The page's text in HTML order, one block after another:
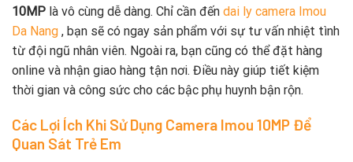
10MP là vô cùng dễ dàng. Chỉ cần đến dai ly camera Imou
Da Nang , bạn sẽ có ngay sản phẩm với sự tư vấn nhiệt tình
từ đội ngũ nhân viên. Ngoài ra, bạn cũng có thể đặt hàng
online và nhận giao hàng tận nơi. Điều này giúp tiết kiệm
thời gian và công sức cho các bậc phụ huynh bận rộn.
Các Lợi Ích Khi Sử Dụng Camera Imou 10MP Để
Quan Sát Trẻ Em